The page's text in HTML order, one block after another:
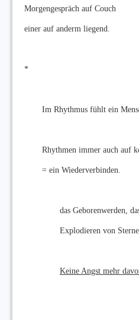
Morgengespräch auf Couch
einer auf anderm liegend.
*
Im Rhythmus fühlt ein
Rhythmen immer auch auf
= ein Wiederverbinden.
das Geborenwerden,
Explodieren von
Keine Angst mehr